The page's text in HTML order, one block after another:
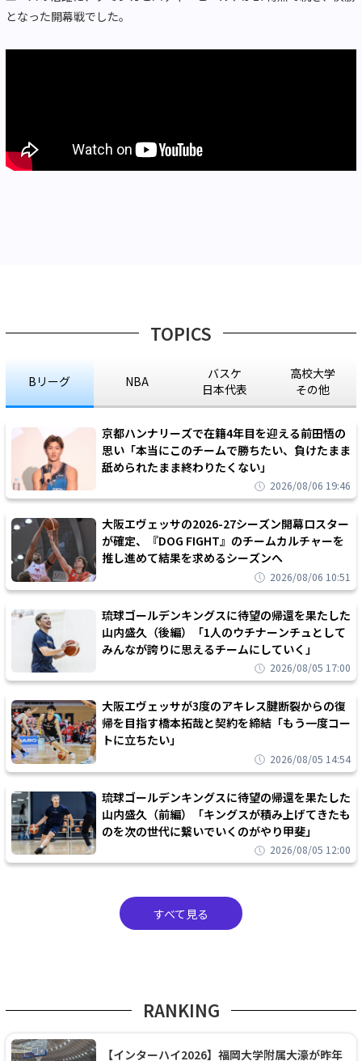
となった開幕戦でした。
TOPICS
Bリーグ NBA
バスケ
日本代表
高校大学
その他
京都ハンナリーズで在籍4年目を迎える前田悟の
思い「本当にこのチームで勝ちたい、負けたまま
舐められたまま終わりたくない」
2026/08/06 19:46
大阪エヴェッサの2026-27シーズン開幕ロスター
が確定、『DOG FIGHT』のチームカルチャーを
推し進めて結果を求めるシーズンへ
2026/08/06 10:51
琉球ゴールデンキングスに待望の帰還を果たした
山内盛久（後編）「1人のウチナーンチュとして
みんなが誇りに思えるチームにしていく」
2026/08/05 17:00
大阪エヴェッサが3度のアキレス腱断裂からの復
帰を目指す橋本拓哉と契約を締結「もう一度コー
トに立ちたい」
2026/08/05 14:54
琉球ゴールデンキングスに待望の帰還を果たした
山内盛久（前編）「キングスが積み上げてきたも
のを次の世代に繋いでいくのがやり甲斐」
2026/08/05 12:00
すべて見る
RANKING
【インターハイ2026】福岡大学附属大濠が昨年